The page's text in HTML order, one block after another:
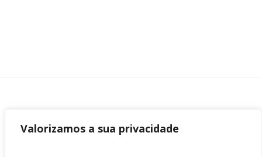
Valorizamos a sua privacidade